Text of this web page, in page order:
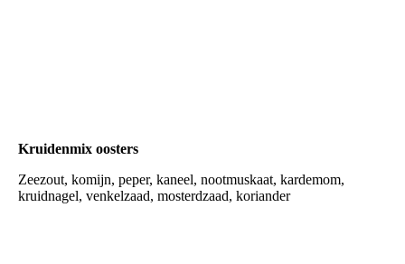
Kruidenmix oosters
Zeezout, komijn, peper, kaneel, nootmuskaat, kardemom,
kruidnagel, venkelzaad, mosterdzaad, koriander